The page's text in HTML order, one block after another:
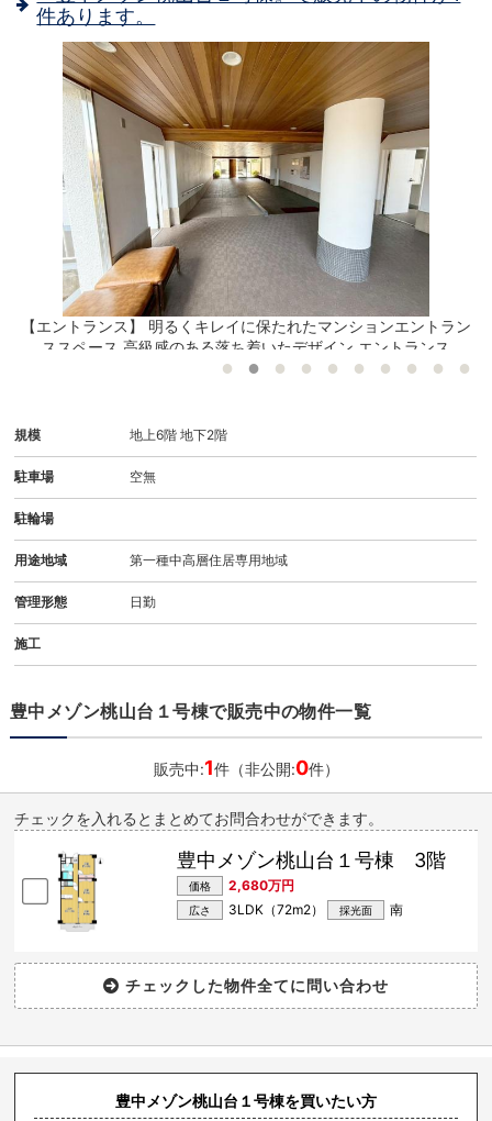
件あります。
【エントランス】 明るくキレイに保たれたマンションエントラン
ススペース 高級感のある落ち着いたデザイン エントランス
規模 地上6階 地下2階
駐車場 空無
駐輪場
用途地域 第一種中高層住居専用地域
管理形態 日勤
施工
豊中メゾン桃山台１号棟で販売中の物件一覧
販売中:1件（非公開:0件）
チェックを入れるとまとめてお問合わせができます。
豊中メゾン桃山台１号棟 3階
価格 2,680万円
広さ 3LDK（72m2） 採光面 南
豊中メゾン桃山台１号棟を買いたい方